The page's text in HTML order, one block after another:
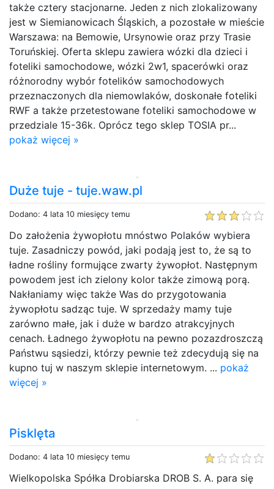
także cztery stacjonarne. Jeden z nich zlokalizowany
jest w Siemianowicach Śląskich, a pozostałe w mieście
Warszawa: na Bemowie, Ursynowie oraz przy Trasie
Toruńskiej. Oferta sklepu zawiera wózki dla dzieci i
foteliki samochodowe, wózki 2w1, spacerówki oraz
różnorodny wybór fotelików samochodowych
przeznaczonych dla niemowlaków, doskonałe foteliki
RWF a także przetestowane foteliki samochodowe w
przedziale 15-36k. Oprócz tego sklep TOSIA pr...
pokaż więcej »
Duże tuje - tuje.waw.pl
Dodano: 4 lata 10 miesięcy temu
Do założenia żywopłotu mnóstwo Polaków wybiera
tuje. Zasadniczy powód, jaki podają jest to, że są to
ładne rośliny formujące zwarty żywopłot. Następnym
powodem jest ich zielony kolor także zimową porą.
Nakłaniamy więc także Was do przygotowania
żywopłotu sadząc tuje. W sprzedaży mamy tuje
zarówno małe, jak i duże w bardzo atrakcyjnych
cenach. Ładnego żywopłotu na pewno pozazdroszczą
Państwu sąsiedzi, którzy pewnie też zdecydują się na
kupno tuj w naszym sklepie internetowym. ... pokaż
więcej »
Pisklęta
Dodano: 4 lata 10 miesięcy temu
Wielkopolska Spółka Drobiarska DROB S. A. para się